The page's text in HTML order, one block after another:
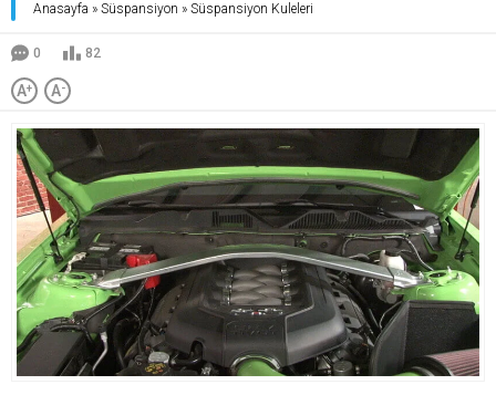
Anasayfa » Süspansiyon » Süspansiyon Kuleleri
0 82
A+ A-